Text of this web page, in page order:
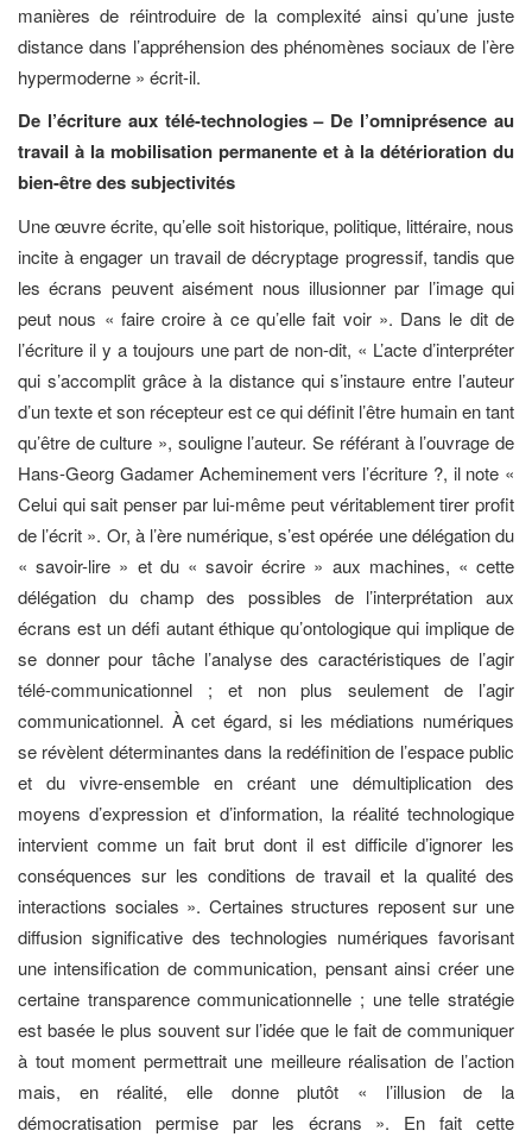
manières de réintroduire de la complexité ainsi qu’une juste
distance dans l’appréhension des phénomènes sociaux de l’ère
hypermoderne » écrit-il.
De l’écriture aux télé-technologies – De l’omniprésence au
travail à la mobilisation permanente et à la détérioration du
bien-être des subjectivités
Une œuvre écrite, qu’elle soit historique, politique, littéraire, nous
incite à engager un travail de décryptage progressif, tandis que
les écrans peuvent aisément nous illusionner par l’image qui
peut nous « faire croire à ce qu’elle fait voir ». Dans le dit de
l’écriture il y a toujours une part de non-dit, « L’acte d’interpréter
qui s’accomplit grâce à la distance qui s’instaure entre l’auteur
d’un texte et son récepteur est ce qui définit l’être humain en tant
qu’être de culture », souligne l’auteur. Se référant à l’ouvrage de
Hans-Georg Gadamer Acheminement vers l’écriture ?, il note «
Celui qui sait penser par lui-même peut véritablement tirer profit
de l’écrit ». Or, à l’ère numérique, s’est opérée une délégation du
« savoir-lire » et du « savoir écrire » aux machines, « cette
délégation du champ des possibles de l’interprétation aux
écrans est un défi autant éthique qu’ontologique qui implique de
se donner pour tâche l’analyse des caractéristiques de l’agir
télé-communicationnel ; et non plus seulement de l’agir
communicationnel. À cet égard, si les médiations numériques
se révèlent déterminantes dans la redéfinition de l’espace public
et du vivre-ensemble en créant une démultiplication des
moyens d’expression et d’information, la réalité technologique
intervient comme un fait brut dont il est difficile d’ignorer les
conséquences sur les conditions de travail et la qualité des
interactions sociales ». Certaines structures reposent sur une
diffusion significative des technologies numériques favorisant
une intensification de communication, pensant ainsi créer une
certaine transparence communicationnelle ; une telle stratégie
est basée le plus souvent sur l’idée que le fait de communiquer
à tout moment permettrait une meilleure réalisation de l’action
mais, en réalité, elle donne plutôt « l’illusion de la
démocratisation permise par les écrans ». En fait cette